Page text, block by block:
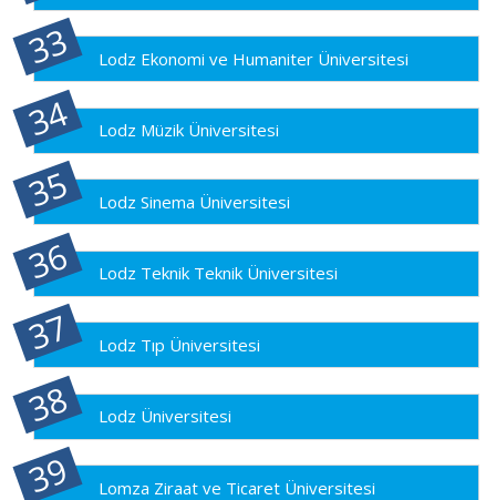
Lodz Ekonomi ve Humaniter Üniversitesi
Lodz Müzik Üniversitesi
Lodz Sinema Üniversitesi
Lodz Teknik Teknik Üniversitesi
Lodz Tıp Üniversitesi
Lodz Üniversitesi
Lomza Ziraat ve Ticaret Üniversitesi